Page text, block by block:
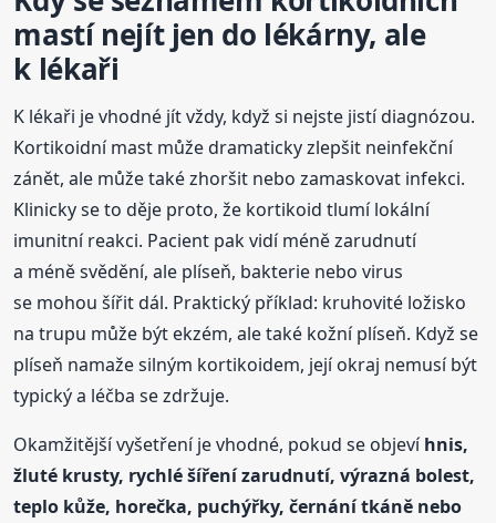
mastí nejít jen do lékárny, ale
k lékaři
K lékaři je vhodné jít vždy, když si nejste jistí diagnózou.
Kortikoidní mast může dramaticky zlepšit neinfekční
zánět, ale může také zhoršit nebo zamaskovat infekci.
Klinicky se to děje proto, že kortikoid tlumí lokální
imunitní reakci. Pacient pak vidí méně zarudnutí
a méně svědění, ale plíseň, bakterie nebo virus
se mohou šířit dál. Praktický příklad: kruhovité ložisko
na trupu může být ekzém, ale také kožní plíseň. Když se
plíseň namaže silným kortikoidem, její okraj nemusí být
typický a léčba se zdržuje.
Okamžitější vyšetření je vhodné, pokud se objevíhnis,
žluté krusty, rychlé šíření zarudnutí, výrazná bolest,
teplo kůže, horečka, puchýřky, černání tkáně nebo